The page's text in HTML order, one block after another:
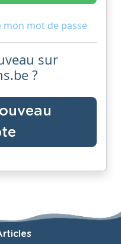
mon mot de passe
sur
?